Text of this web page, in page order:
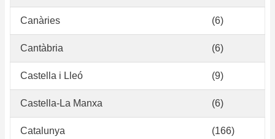
Canàries (6)
Cantàbria (6)
Castella i Lleó (9)
Castella-La Manxa (6)
Catalunya (166)